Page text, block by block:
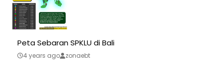
Peta Sebaran SPKLU di Bali
4 years ago zonaebt